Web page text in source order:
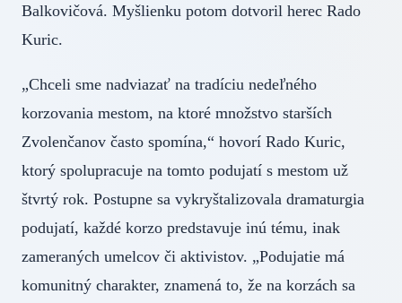
Balkovičová. Myšlienku potom dotvoril herec Rado
Kuric.
„Chceli sme nadviazať na tradíciu nedeľného
korzovania mestom, na ktoré množstvo starších
Zvolenčanov často spomína,“ hovorí Rado Kuric,
ktorý spolupracuje na tomto podujatí s mestom už
štvrtý rok. Postupne sa vykryštalizovala dramaturgia
podujatí, každé korzo predstavuje inú tému, inak
zameraných umelcov či aktivistov. „Podujatie má
komunitný charakter, znamená to, že na korzách sa